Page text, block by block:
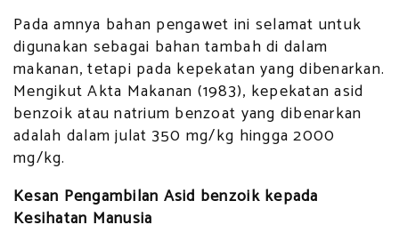
Pada amnya bahan pengawet ini selamat untuk
digunakan sebagai bahan tambah di dalam
makanan, tetapi pada kepekatan yang dibenarkan.
Mengikut Akta Makanan (1983), kepekatan asid
benzoik atau natrium benzoat yang dibenarkan
adalah dalam julat 350 mg/kg hingga 2000
mg/kg.
Kesan Pengambilan Asid benzoik kepada
Kesihatan Manusia